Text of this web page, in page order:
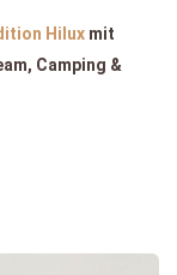
Hilux mit
Camping &